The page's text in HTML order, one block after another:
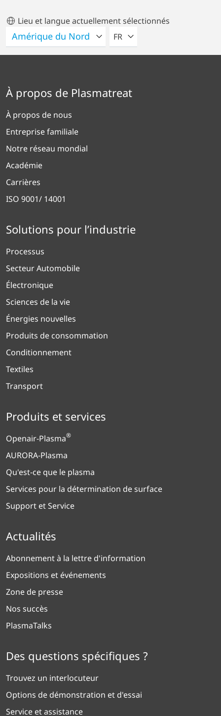
Lieu et langue actuellement sélectionnés
VEUILLEZ SÉLECTIONNER
FR
À propos de Plasmatreat
À propos de nous
Entreprise familiale
Notre réseau mondial
Académie
Carrières
ISO 9001/ 14001
Solutions pour l’industrie
Processus
Secteur Automobile
Électronique
Sciences de la vie
Énergies nouvelles
Produits de consommation
Conditionnement
Textiles
Transport
Produits et services
Openair-Plasma®
AURORA-Plasma
Qu'est-ce que le plasma
Services pour la détermination de surface
Support et Service
Actualités
Abonnement à la lettre d'information
Expositions et événements
Zone de presse
Nos succès
PlasmaTalks
Des questions spécifiques ?
Trouvez un interlocuteur
Options de démonstration et d'essai
Service et assistance